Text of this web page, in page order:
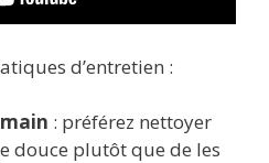
d’entretien :
: préférez nettoyer
douce plutôt que de les